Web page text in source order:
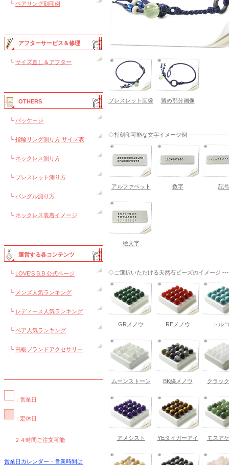
└ ペアリング刻印例
アフターサービス＆修理
└ サイズ直し＆アフター
OTHERS
└ パッケージ
└ 指輪リング測り方,サイズ表
└ ネックレス測り方
└ ブレスレット測り方
└ バングル測り方
└ ネックレス装着イメージ
運営する各コンテンツ
└ LOVE'S B.B 公式ページ
└ メンズ人気ランキング
└ レディース人気ランキング
└ ペア人気ランキング
└ 高級ブランドアクセサリー
：営業日
：定休日
２４時間ご注文可能
営業日カレンダー・営業時間は
ブレスレット画像 留め部分画像
◇打刻印可能な文字イメージ例 -------------------
アルファベット 数字 記号
絵文字
◇ご選択いただける天然石ビーズのイメージ
GRメノウ REメノウ トル
ムーンストーン BK縞メノウ クラッ
アメシスト YEタイガーアイ モスア